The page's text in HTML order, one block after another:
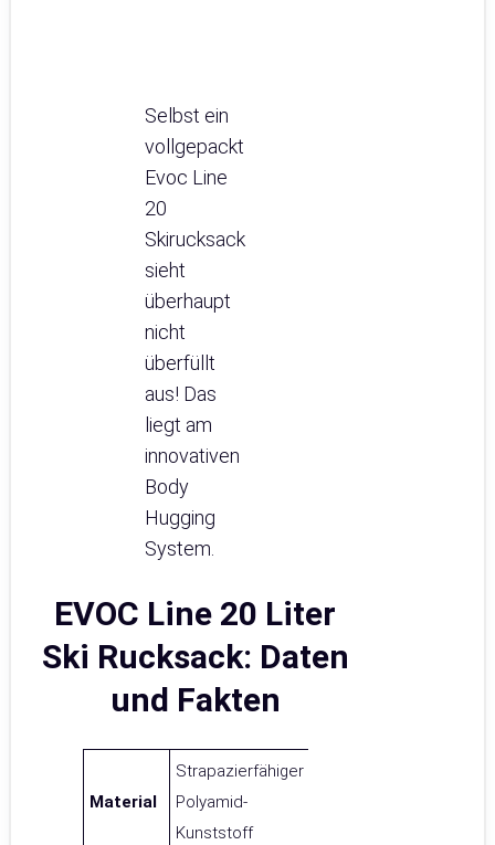
Selbst ein
vollgepackt
Evoc Line
20
Skirucksack
sieht
überhaupt
nicht
überfüllt
aus! Das
liegt am
innovativen
Body
Hugging
System.
EVOC Line 20 Liter
Ski Rucksack: Daten
und Fakten
Material
Strapazierfähiger
Polyamid-
Kunststoff